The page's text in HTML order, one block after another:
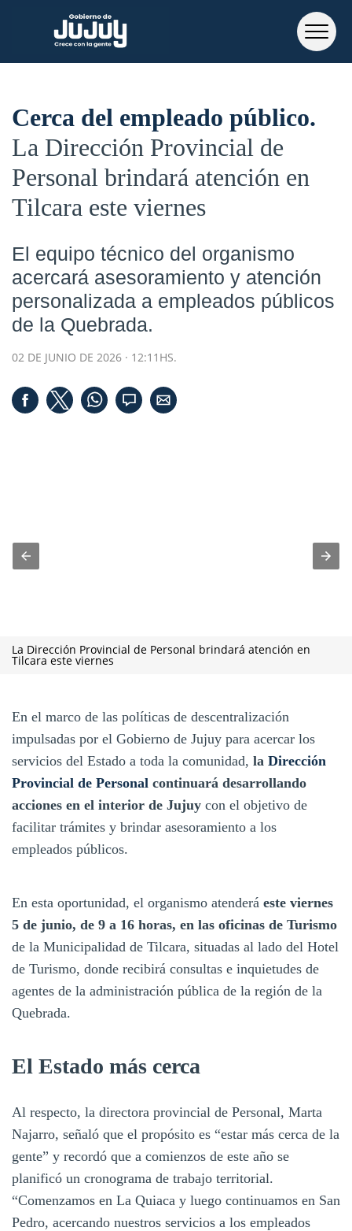
Cerca del empleado público
La Dirección Provincial de
Personal brindará atención en
Tilcara este viernes
El equipo técnico del organismo
acercará asesoramiento y atención
personalizada a empleados públicos
de la Quebrada.
02 DE JUNIO DE 2026 · 12:11HS.
La Dirección Provincial de Personal brindará atención en
Tilcara este viernes
En el marco de las políticas de descentralización
impulsadas por el Gobierno de Jujuy para acercar los
servicios del Estado a toda la comunidad, la Dirección
Provincial de Personal continuará desarrollando
acciones en el interior de Jujuy con el objetivo de
facilitar trámites y brindar asesoramiento a los
empleados públicos.
En esta oportunidad, el organismo atenderá este viernes
5 de junio, de 9 a 16 horas, en las oficinas de Turismo
de la Municipalidad de Tilcara, situadas al lado del Hotel
de Turismo, donde recibirá consultas e inquietudes de
agentes de la administración pública de la región de la
Quebrada.
El Estado más cerca
Al respecto, la directora provincial de Personal, Marta
Najarro, señaló que el propósito es “estar más cerca de la
gente” y recordó que a comienzos de este año se
planificó un cronograma de trabajo territorial.
“Comenzamos en La Quiaca y luego continuamos en San
Pedro, acercando nuestros servicios a los empleados